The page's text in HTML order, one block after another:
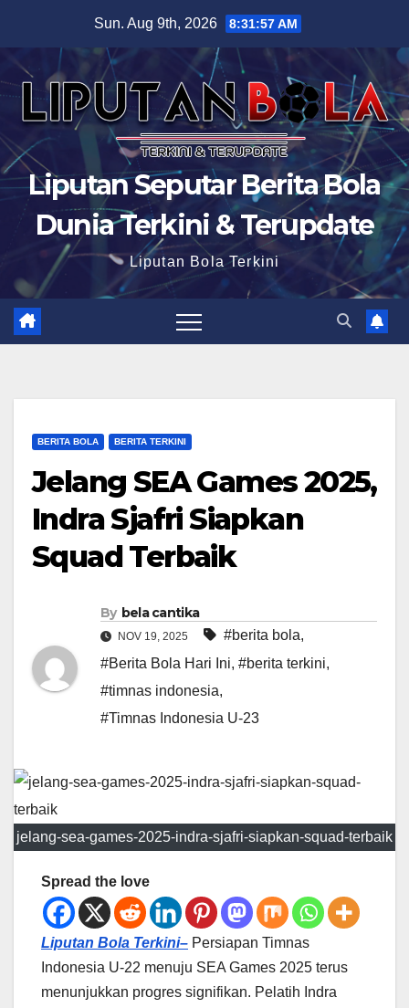
content
Sun. Aug 9th, 2026 8:31:58 AM
Liputan Seputar Berita Bola
Dunia Terkini & Terupdate
Liputan Bola Terkini
BERITA BOLA BERITA TERKINI
Jelang SEA Games 2025,
Indra Sjafri Siapkan
Squad Terbaik
By bela cantika
NOV 19, 2025 #berita bola,
#Berita Bola Hari Ini, #berita terkini,
#timnas indonesia,
#Timnas Indonesia U-23
jelang-sea-games-2025-indra-sjafri-siapkan-squad-terbaik
Spread the love
Liputan Bola Terkini– Persiapan Timnas
Indonesia U-22 menuju SEA Games 2025 terus
menunjukkan progres signifikan. Pelatih Indra